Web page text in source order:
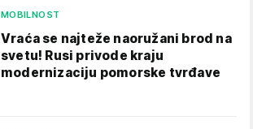
MOBILNOST
Vraća se najteže naoružani brod na
svetu! Rusi privode kraju
modernizaciju pomorske tvrđave